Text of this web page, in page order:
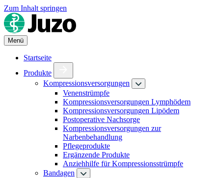
Zum Inhalt springen
Menü
Startseite
Produkte
Kompressionsversorgungen
Venenstrümpfe
Kompressionsversorgungen Lymphödem
Kompressionsversorgungen Lipödem
Postoperative Nachsorge
Kompressionsversorgungen zur
Narbenbehandlung
Pflegeprodukte
Ergänzende Produkte
Anziehhilfe für Kompressionsstrümpfe
Bandagen